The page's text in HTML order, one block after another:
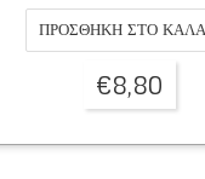
ΠΡΟΣΘΉΚΗ ΣΤΟ
€8,80